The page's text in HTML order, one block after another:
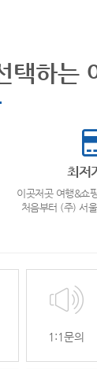
택하는
최저
이곳저곳 여행&쇼
처음부터 (주) 서
1:1문의